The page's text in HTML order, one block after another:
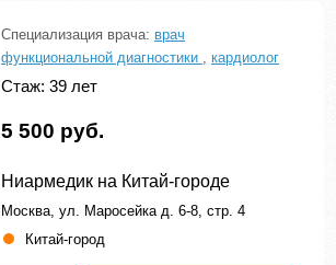
Специализация врача: врач
функциональной диагностики , кардиолог
Стаж: 39 лет
5 500 руб.
Ниармедик на Китай-городе
Москва, ул. Маросейка д. 6-8, стр. 4
Китай-город